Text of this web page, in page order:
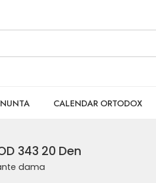
CALENDAR ORTODOX
343 20 Den
dama